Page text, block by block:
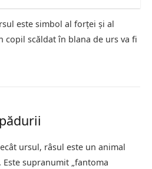
este simbol al forței și al
copil scăldat în blana de urs va fi
ursul, râsul este un animal
supranumit „fantoma